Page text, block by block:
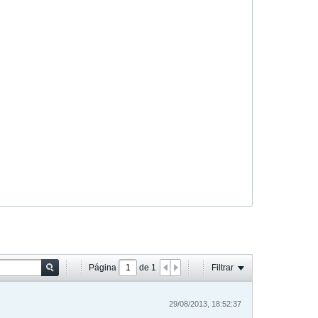
Página de 1 Filtrar
29/08/2013, 18:52:37